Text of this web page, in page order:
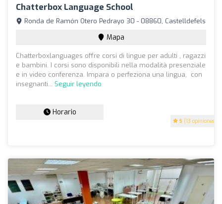
Chatterbox Language School
5 (13 opiniones)
Ronda de Ramón Otero Pedrayo 30 - 08860, Castelldefels
Mapa
Chatterboxlanguages offre corsi di lingue per adulti , ragazzi
e bambini. I corsi sono disponibili nella modalità presenziale
e in video conferenza. Impara o perfeziona una lingua, con
insegnanti... Seguir leyendo
Horario